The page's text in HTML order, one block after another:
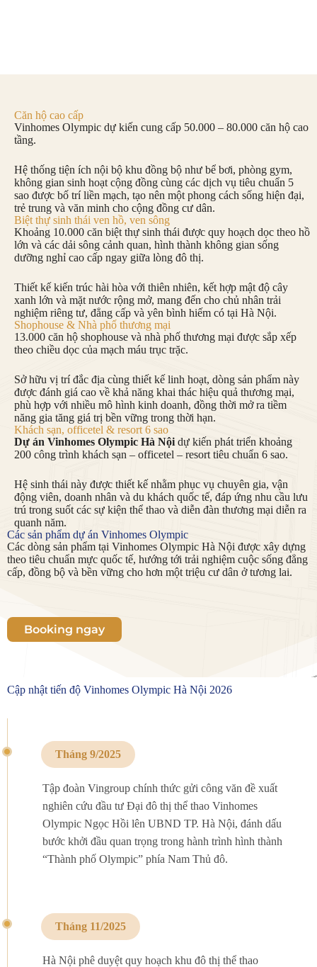
Căn hộ cao cấp
Vinhomes Olympic dự kiến ​​​​​cung cấp 50.000 – 80.000 căn hộ cao
tầng.
Hệ thống tiện ích nội bộ khu đồng bộ như bể bơi, phòng gym,
không gian sinh hoạt cộng đồng cùng các dịch vụ tiêu chuẩn 5
sao được bố trí liền mạch, tạo nên một phong cách sống hiện đại,
trẻ trung và văn minh cho cộng đồng cư dân.
Biệt thự sinh thái ven hồ, ven sông
Khoảng 10.000 căn biệt thự sinh thái được quy hoạch dọc theo hồ
lớn và các dải sông cảnh quan, hình thành không gian sống
dưỡng nghỉ cao cấp ngay giữa lòng đô thị.
Thiết kế kiến trúc hài hòa với thiên nhiên, kết hợp mật độ cây
xanh lớn và mặt nước rộng mở, mang đến cho chủ nhân trải
nghiệm riêng tư, đẳng cấp và yên bình hiếm có tại Hà Nội.
Shophouse & Nhà phố thương mại
13.000 căn hộ shophouse và nhà phố thương mại được sắp xếp
theo chiều dọc của mạch máu trục trặc.
Sở hữu vị trí đắc địa cùng thiết kế linh hoạt, dòng sản phẩm này
được đánh giá cao về khả năng khai thác hiệu quả thương mại,
phù hợp với nhiều mô hình kinh doanh, đồng thời mở ra tiềm
năng gia tăng giá trị bền vững trong thời hạn.
Khách sạn, officetel & resort 6 sao
Dự án Vinhomes Olympic Hà Nội dự kiến phát triển khoảng
200 công trình khách sạn – officetel – resort tiêu chuẩn 6 sao.
Hệ sinh thái này được thiết kế nhằm phục vụ chuyên gia, vận
động viên, doanh nhân và du khách quốc tế, đáp ứng nhu cầu lưu
trú trong suốt các sự kiện thể thao và diễn đàn thương mại diễn ra
quanh năm.
Các sản phẩm dự án Vinhomes Olympic
Các dòng sản phẩm tại Vinhomes Olympic Hà Nội được xây dựng
theo tiêu chuẩn mực quốc tế, hướng tới trải nghiệm cuộc sống đẳng
cấp, đồng bộ và bền vững cho hơn một triệu cư dân ở tương lai.
Booking ngay
Cập nhật tiến độ Vinhomes Olympic Hà Nội 2026
Tháng 9/2025
Tập đoàn Vingroup chính thức gửi công văn đề xuất
nghiên cứu đầu tư Đại đô thị thể thao Vinhomes
Olympic Ngọc Hồi lên UBND TP. Hà Nội, đánh dấu
bước khởi đầu quan trọng trong hành trình hình thành
“Thành phố Olympic” phía Nam Thủ đô.
Tháng 11/2025
Hà Nội phê duyệt quy hoạch khu đô thị thể thao